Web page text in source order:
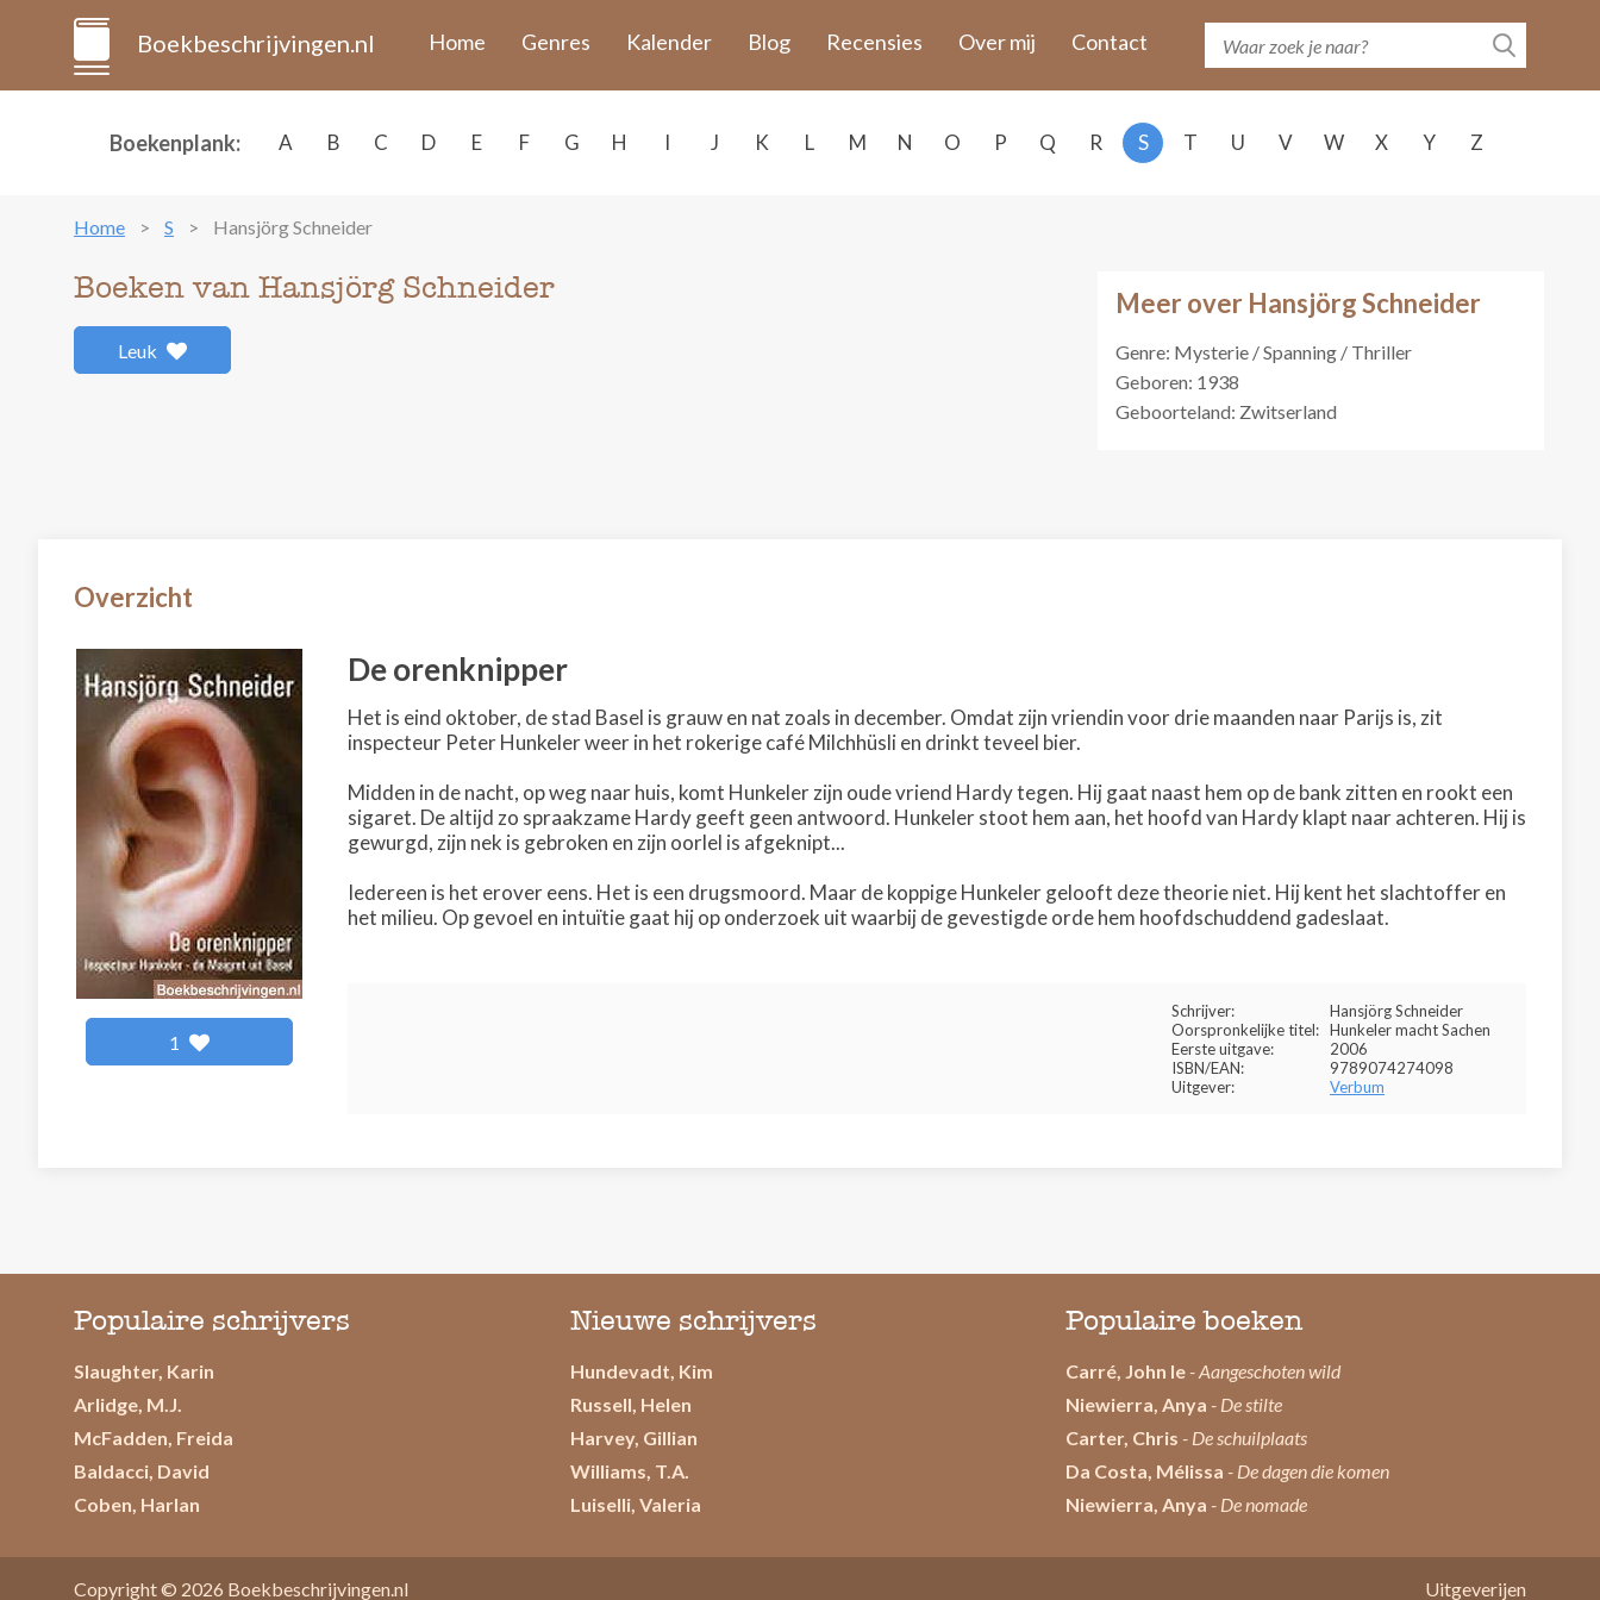
Boekbeschrijvingen.nl Home Genres Kalender Blog Recensies Over mij Contact
Boekenplank: A B C D E F G H I J K L M N O P Q R S T U V W X Y Z
Home S Hansjörg Schneider
Meer over Hansjörg Schneider
Genre: Mysterie / Spanning / Thriller
Geboren: 1938
Geboorteland: Zwitserland
Boeken van Hansjörg Schneider
Leuk
Overzicht
1
De orenknipper
Het is eind oktober, de stad Basel is grauw en nat zoals in december. Omdat zijn vriendin voor drie maanden naar Parijs is, zit
inspecteur Peter Hunkeler weer in het rokerige café Milchhüsli en drinkt teveel bier.
Midden in de nacht, op weg naar huis, komt Hunkeler zijn oude vriend Hardy tegen. Hij gaat naast hem op de bank zitten en rookt een
sigaret. De altijd zo spraakzame Hardy geeft geen antwoord. Hunkeler stoot hem aan, het hoofd van Hardy klapt naar achteren. Hij is
gewurgd, zijn nek is gebroken en zijn oorlel is afgeknipt...
Iedereen is het erover eens. Het is een drugsmoord. Maar de koppige Hunkeler gelooft deze theorie niet. Hij kent het slachtoffer en
het milieu. Op gevoel en intuïtie gaat hij op onderzoek uit waarbij de gevestigde orde hem hoofdschuddend gadeslaat.
Schrijver:
Hansjörg Schneider
Oorspronkelijke titel: Hunkeler macht Sachen
Eerste uitgave:
2006
ISBN/EAN:
9789074274098
Uitgever:
Verbum
Populaire schrijvers
Slaughter, Karin
Arlidge, M.J.
McFadden, Freida
Baldacci, David
Coben, Harlan
Nieuwe schrijvers
Hundevadt, Kim
Russell, Helen
Harvey, Gillian
Williams, T.A.
Luiselli, Valeria
Populaire boeken
Carré, John le - Aangeschoten wild
Niewierra, Anya - De stilte
Carter, Chris - De schuilplaats
Da Costa, Mélissa - De dagen die komen
Niewierra, Anya - De nomade
Copyright © 2026 Boekbeschrijvingen.nl Uitgeverijen